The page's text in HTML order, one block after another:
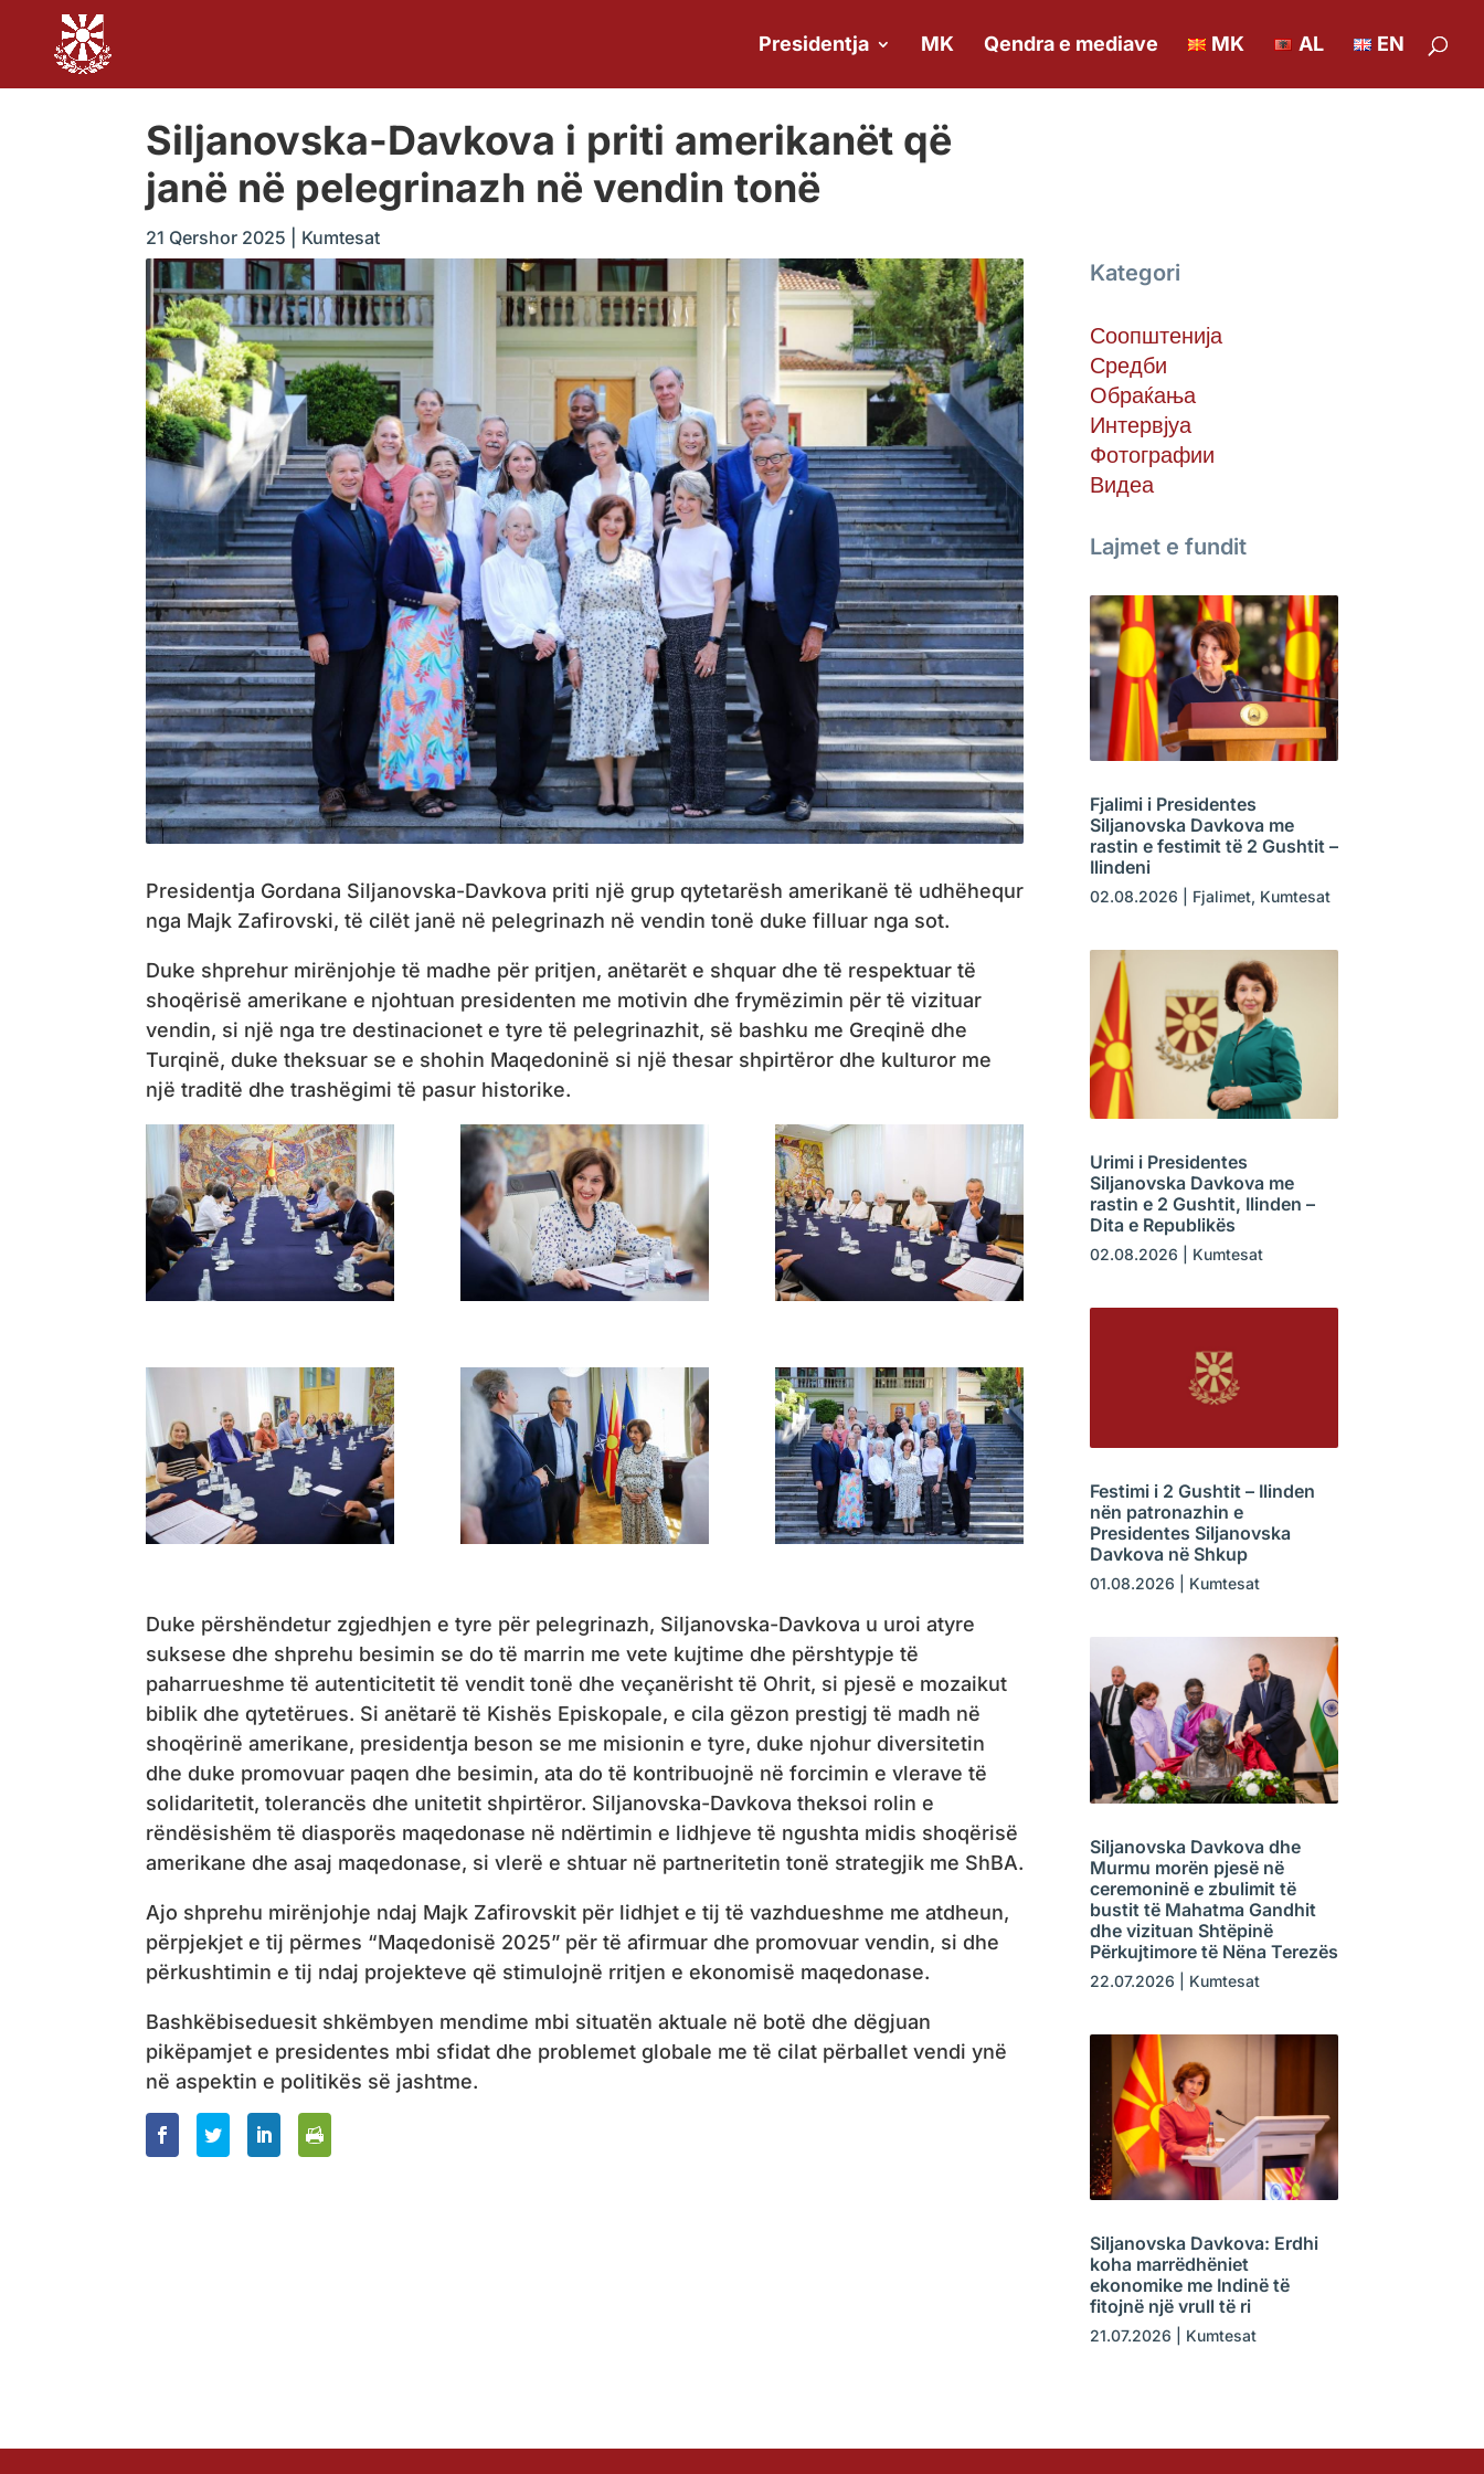
Presidentja MK Qendra e mediave MK AL EN
Siljanovska-Davkova i priti amerikanët që
janë në pelegrinazh në vendin tonë
21 Qershor 2025 Kumtesat
Presidentja Gordana Siljanovska-Davkova priti një grup qytetarësh amerikanë të udhëhequr
nga Majk Zafirovski, të cilët janë në pelegrinazh në vendin tonë duke filluar nga sot.
Duke shprehur mirënjohje të madhe për pritjen, anëtarët e shquar dhe të respektuar të
shoqërisë amerikane e njohtuan presidenten me motivin dhe frymëzimin për të vizituar
vendin, si një nga tre destinacionet e tyre të pelegrinazhit, së bashku me Greqinë dhe
Turqinë, duke theksuar se e shohin Maqedoninë si një thesar shpirtëror dhe kulturor me
një traditë dhe trashëgimi të pasur historike.
Duke përshëndetur zgjedhjen e tyre për pelegrinazh, Siljanovska-Davkova u uroi atyre
suksese dhe shprehu besimin se do të marrin me vete kujtime dhe përshtypje të
paharrueshme të autenticitetit të vendit tonë dhe veçanërisht të Ohrit, si pjesë e mozaikut
biblik dhe qytetërues. Si anëtarë të Kishës Episkopale, e cila gëzon prestigj të madh në
shoqërinë amerikane, presidentja beson se me misionin e tyre, duke njohur diversitetin
dhe duke promovuar paqen dhe besimin, ata do të kontribuojnë në forcimin e vlerave të
solidaritetit, tolerancës dhe unitetit shpirtëror. Siljanovska-Davkova theksoi rolin e
rëndësishëm të diasporës maqedonase në ndërtimin e lidhjeve të ngushta midis shoqërisë
amerikane dhe asaj maqedonase, si vlerë e shtuar në partneritetin tonë strategjik me ShBA.
Ajo shprehu mirënjohje ndaj Majk Zafirovskit për lidhjet e tij të vazhdueshme me atdheun,
përpjekjet e tij përmes “Maqedonisë 2025” për të afirmuar dhe promovuar vendin, si dhe
përkushtimin e tij ndaj projekteve që stimulojnë rritjen e ekonomisë maqedonase.
Bashkëbiseduesit shkëmbyen mendime mbi situatën aktuale në botë dhe dëgjuan
pikëpamjet e presidentes mbi sfidat dhe problemet globale me të cilat përballet vendi ynë
në aspektin e politikës së jashtme.
Kategori
Соопштенија
Средби
Обраќања
Интервјуа
Фотографии
Видеа
Lajmet e fundit
Fjalimi i Presidentes
Siljanovska Davkova me
rastin e festimit të 2 Gushtit –
Ilindeni
02.08.2026 Fjalimet, Kumtesat
Urimi i Presidentes
Siljanovska Davkova me
rastin e 2 Gushtit, Ilinden –
Dita e Republikës
02.08.2026 Kumtesat
Festimi i 2 Gushtit – Ilinden
nën patronazhin e
Presidentes Siljanovska
Davkova në Shkup
01.08.2026 Kumtesat
Siljanovska Davkova dhe
Murmu morën pjesë në
ceremoninë e zbulimit të
bustit të Mahatma Gandhit
dhe vizituan Shtëpinë
Përkujtimore të Nëna Terezës
22.07.2026 Kumtesat
Siljanovska Davkova: Erdhi
koha marrëdhëniet
ekonomike me Indinë të
fitojnë një vrull të ri
21.07.2026 Kumtesat